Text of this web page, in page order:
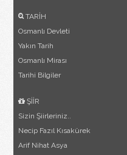
TARİH
Osmanlı Devleti
Yakın Tarih
Osmanlı Mirası
Tarihi Bilgiler
ŞİİR
Sizin Şiirleriniz..
Necip Fazıl Kısakürek
Arif Nihat Asya